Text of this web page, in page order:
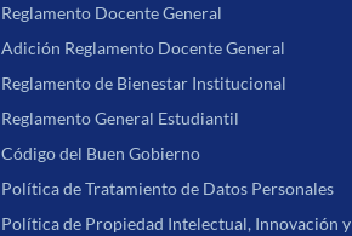
Reglamento Docente General
Adición Reglamento Docente General
Reglamento de Bienestar Institucional
Reglamento General Estudiantil
Código del Buen Gobierno
Política de Tratamiento de Datos Personales
Política de Propiedad Intelectual, Innovación y